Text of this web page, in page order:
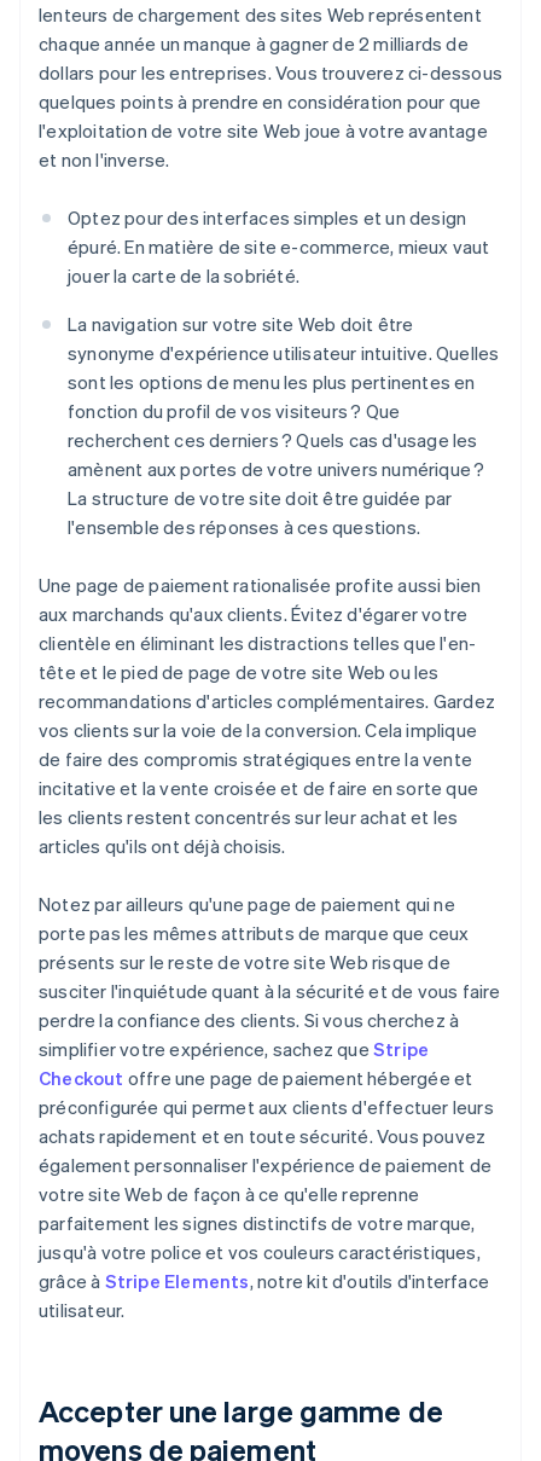
lenteurs de chargement des sites Web représentent
chaque année un manque à gagner de 2 milliards de
dollars pour les entreprises. Vous trouverez ci-dessous
quelques points à prendre en considération pour que
l'exploitation de votre site Web joue à votre avantage
et non l'inverse.
Optez pour des interfaces simples et un design
épuré. En matière de site e-commerce, mieux vaut
jouer la carte de la sobriété.
La navigation sur votre site Web doit être
synonyme d'expérience utilisateur intuitive. Quelles
sont les options de menu les plus pertinentes en
fonction du profil de vos visiteurs ? Que
recherchent ces derniers ? Quels cas d'usage les
amènent aux portes de votre univers numérique ?
La structure de votre site doit être guidée par
l'ensemble des réponses à ces questions.
Une page de paiement rationalisée profite aussi bien
aux marchands qu'aux clients. Évitez d'égarer votre
clientèle en éliminant les distractions telles que l'en-
tête et le pied de page de votre site Web ou les
recommandations d'articles complémentaires. Gardez
vos clients sur la voie de la conversion. Cela implique
de faire des compromis stratégiques entre la vente
incitative et la vente croisée et de faire en sorte que
les clients restent concentrés sur leur achat et les
articles qu'ils ont déjà choisis.
Notez par ailleurs qu'une page de paiement qui ne
porte pas les mêmes attributs de marque que ceux
présents sur le reste de votre site Web risque de
susciter l'inquiétude quant à la sécurité et de vous faire
perdre la confiance des clients. Si vous cherchez à
simplifier votre expérience, sachez que Stripe
Checkout offre une page de paiement hébergée et
préconfigurée qui permet aux clients d'effectuer leurs
achats rapidement et en toute sécurité. Vous pouvez
également personnaliser l'expérience de paiement de
votre site Web de façon à ce qu'elle reprenne
parfaitement les signes distinctifs de votre marque,
jusqu'à votre police et vos couleurs caractéristiques,
grâce à Stripe Elements, notre kit d'outils d'interface
utilisateur.
Accepter une large gamme de
moyens de paiement